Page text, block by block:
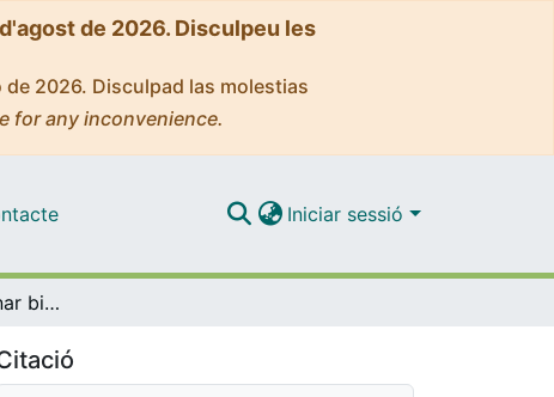
de 2026. Disculpeu les
2026. Disculpad las molestias
for any inconvenience.
Iniciar sessió
Com citar i gestionar bibliografia [text]. [versions anteriors]